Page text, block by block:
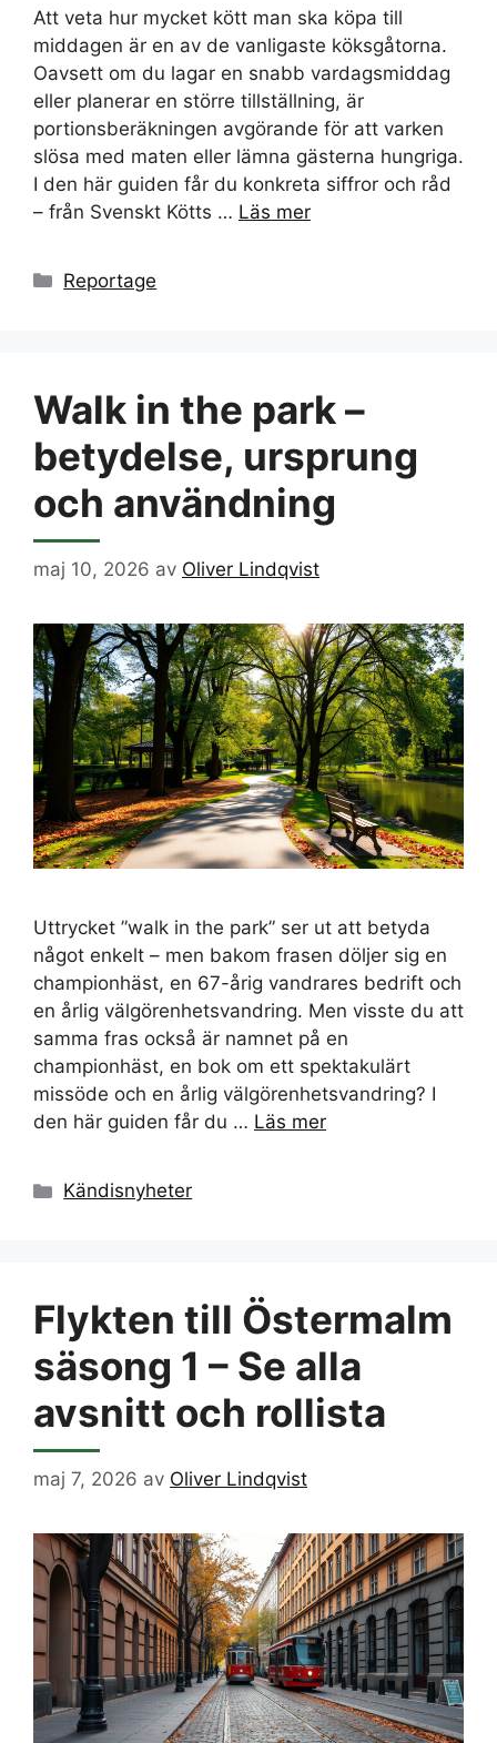
Att veta hur mycket kött man ska köpa till
middagen är en av de vanligaste köksgåtorna.
Oavsett om du lagar en snabb vardagsmiddag
eller planerar en större tillställning, är
portionsberäkningen avgörande för att varken
slösa med maten eller lämna gästerna hungriga.
I den här guiden får du konkreta siffror och råd
– från Svenskt Kötts … Läs mer
Kategorier
Reportage
Walk in the park –
betydelse, ursprung
och användning
maj 10, 2026 av Oliver Lindqvist
Uttrycket ”walk in the park” ser ut att betyda
något enkelt – men bakom frasen döljer sig en
championhäst, en 67-årig vandrares bedrift och
en årlig välgörenhetsvandring. Men visste du att
samma fras också är namnet på en
championhäst, en bok om ett spektakulärt
missöde och en årlig välgörenhetsvandring? I
den här guiden får du … Läs mer
Kategorier
Kändisnyheter
Flykten till Östermalm
säsong 1 – Se alla
avsnitt och rollista
maj 7, 2026 av Oliver Lindqvist